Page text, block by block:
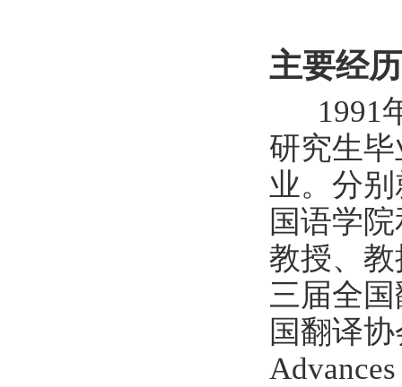
主要经历
1991年
研究生
业。分
国语学
教授、
三届全
国翻译